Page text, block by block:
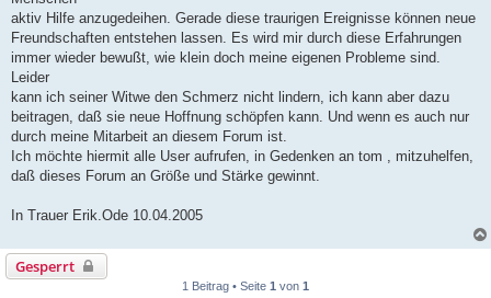
aktiv Hilfe anzugedeihen. Gerade diese traurigen Ereignisse können neue
Freundschaften entstehen lassen. Es wird mir durch diese Erfahrungen
immer wieder bewußt, wie klein doch meine eigenen Probleme sind.
Leider
kann ich seiner Witwe den Schmerz nicht lindern, ich kann aber dazu
beitragen, daß sie neue Hoffnung schöpfen kann. Und wenn es auch nur
durch meine Mitarbeit an diesem Forum ist.
Ich möchte hiermit alle User aufrufen, in Gedenken an tom , mitzuhelfen,
daß dieses Forum an Größe und Stärke gewinnt.
In Trauer Erik.Ode 10.04.2005
Gesperrt
1 Beitrag • Seite 1 von 1